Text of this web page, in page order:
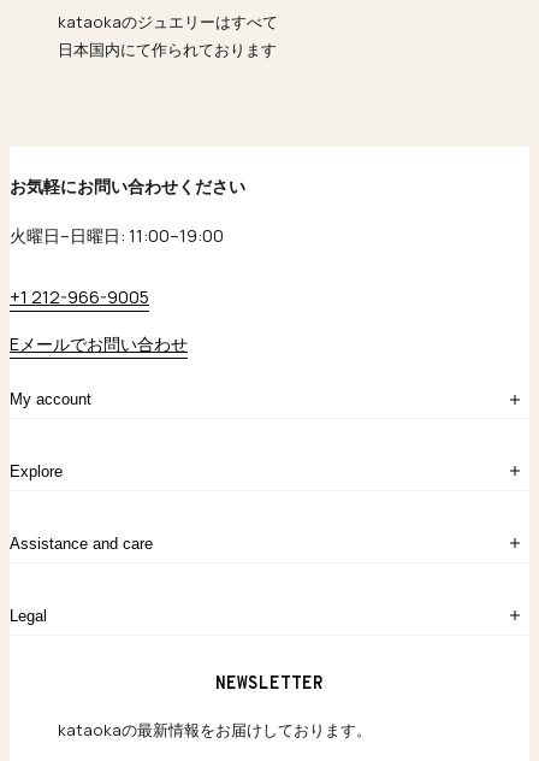
kataokaのジュエリーはすべて
日本国内にて作られております
My account
アカウント作成
お問い合わせ
Explore
kataokaについて
Chronicles
Assistance and care
Legal
アクセシビリティ方針
お気軽にお問い合わせください
火曜日–日曜日: 11:00–19:00
+1 212-966-9005
Eメールでお問い合わせ
NEWSLETTER
kataokaの最新情報をお届けしております。